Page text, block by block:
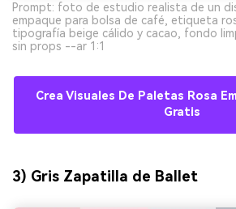
Prompt: foto de estudio realista de un
empaque para bolsa de café, etiqueta
tipografía beige cálido y cacao, fondo
sin props --ar 1:1
Crea Visuales De Paletas Rosa
Gratis
3) Gris Zapatilla de Ballet